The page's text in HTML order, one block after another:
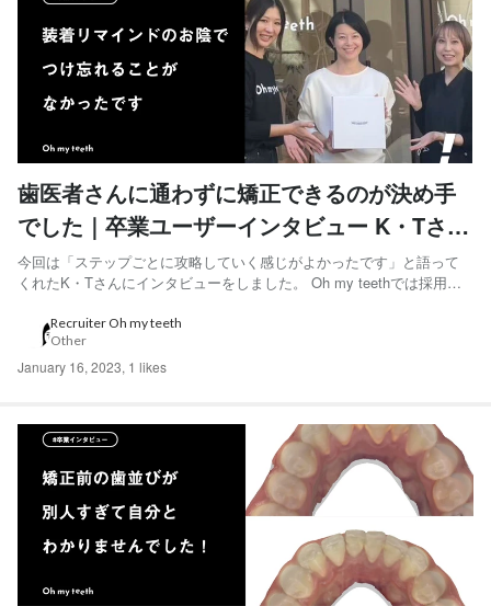
歯医者さんに通わずに矯正できるのが決め手
でした｜卒業ユーザーインタビュー K・Tさん
編
今回は「ステップごとに攻略していく感じがよかったです」と語って
くれたK・Tさんにインタビューをしました。 Oh my teethでは採用活
しています。 過去の記事はこちら から ◆K・Tさん 40代前半女性。東
京都在住。人前に出るお仕事。...
Recruiter Oh my teeth
Other
January 16, 2023, 1 likes